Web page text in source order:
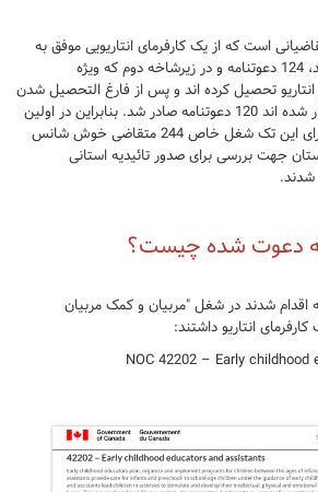
است که از یک کارفرمای انتاریویی موفق به
دریافت پیشنهاد کار شده اند، 124 دعوتنامه و در زیرشاخه دوم که ویژه
تحصیل کرده اند و پس از فارغ التحصیل شدن
موفق به دریافت پیشنهاد کار شده اند 120 دعوتنامه صادر شد. بنابراین در اولین
دعوت های استانی انتاریو برای این تک شغل خاص 244 متقاضی خوش شانس
جهت بررسی برای صدور تائیدیه استانی
دعوت شده چیست؟
اقدام شدند در شغل "مربیان و کمک مربیان
انتاریو داشتند:
NOC 42202 – Early